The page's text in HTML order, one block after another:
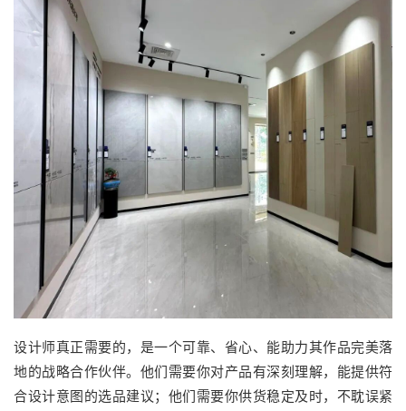
设计师真正需要的，是一个可靠、省心、能助力其作品完美落
地的战略合作伙伴。他们需要你对产品有深刻理解，能提供符
合设计意图的选品建议；他们需要你供货稳定及时，不耽误紧